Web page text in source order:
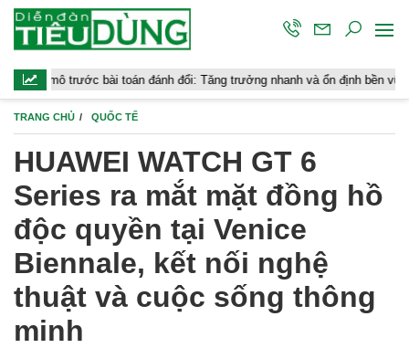
bài toán đánh đổi: Tăng trưởng nhanh và ổn định bền vững
TRANG CHỦ QUỐC TẾ
HUAWEI WATCH GT 6
Series ra mắt mặt đồng hồ
độc quyền tại Venice
Biennale, kết nối nghệ
thuật và cuộc sống thông
minh